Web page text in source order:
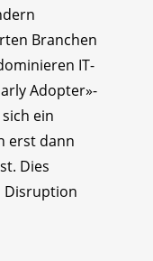
Branchen
IT-
Adopter»-
ein
erst dann
Dies
Disruption